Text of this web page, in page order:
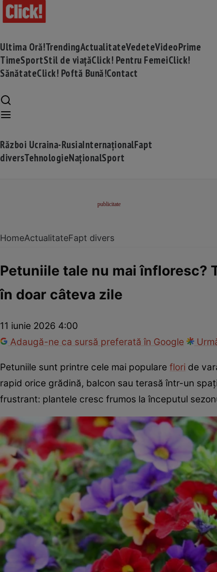
Ultima Oră!TrendingActualitateVedeteVideoPrime
TimeSportStil de viațăClick! Pentru FemeiClick!
SănătateClick! Poftă Bună!Contact
Război Ucraina-RusiaInternaționalFapt
diversTehnologieNaționalSport
HomeActualitateFapt divers
Petuniile tale nu mai înfloresc?
în doar câteva zile
11 iunie 2026 4:00
Adaugă-ne ca sursă preferată în Google
Petuniile sunt printre cele mai populare flori de
rapid orice grădină, balcon sau terasă într-un
frustrant: plantele cresc frumos la începutul